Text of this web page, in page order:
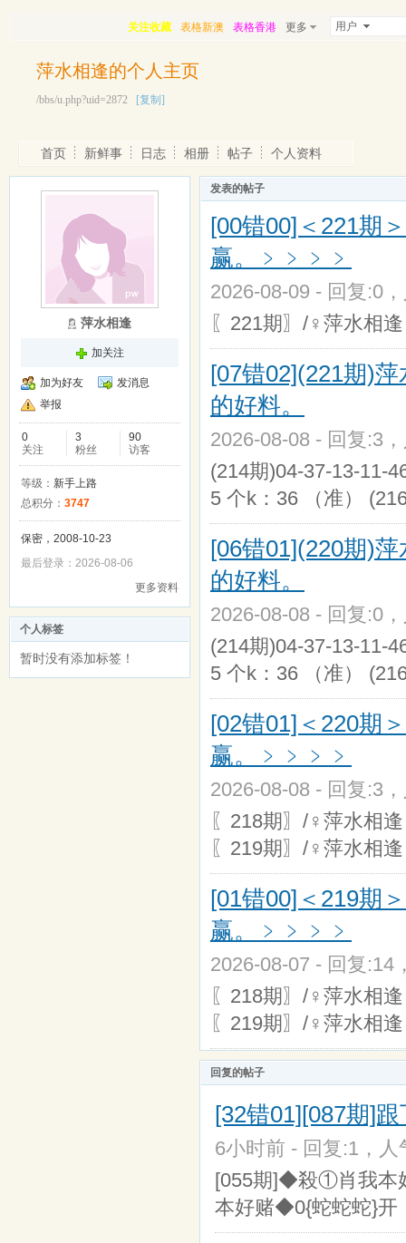
关注收藏 表格新澳 表格香港 更多 用户
萍水相逢的个人主页
/bbs/u.php?uid=2872 [复制]
首页 新鲜事 日志 相册 帖子 个人资料
萍水相逢
加关注
加为好友
发消息
举报
0
关注
3
粉丝
90
访客
等级： 新手上路
总积分： 3747
保密，2008-10-23
最后登录：2026-08-06
更多资料
个人标签
暂时没有添加标签！
发表的帖子
[00错00]＜221期
赢。﹥﹥﹥﹥
2026-08-09 - 回复:0
〖221期〗/♀萍水相
[07错02](221期)
的好料。
2026-08-08 - 回复:3
(214期)04-37-13-11-
5 个k：36 （准）
[06错01](220期)
的好料。
2026-08-08 - 回复:0
(214期)04-37-13-11-
5 个k：36 （准）
[02错01]＜220期
赢。﹥﹥﹥﹥
2026-08-08 - 回复:3
〖218期〗/♀萍水相
〖219期〗/♀萍水相
[01错00]＜219期
赢。﹥﹥﹥﹥
2026-08-07 - 回复:14
〖218期〗/♀萍水相
〖219期〗/♀萍水相
回复的帖子
[32错01][087期]
6小时前 - 回复:1，
[055期]◆殺①肖我本
本好赌◆0{蛇蛇蛇}开